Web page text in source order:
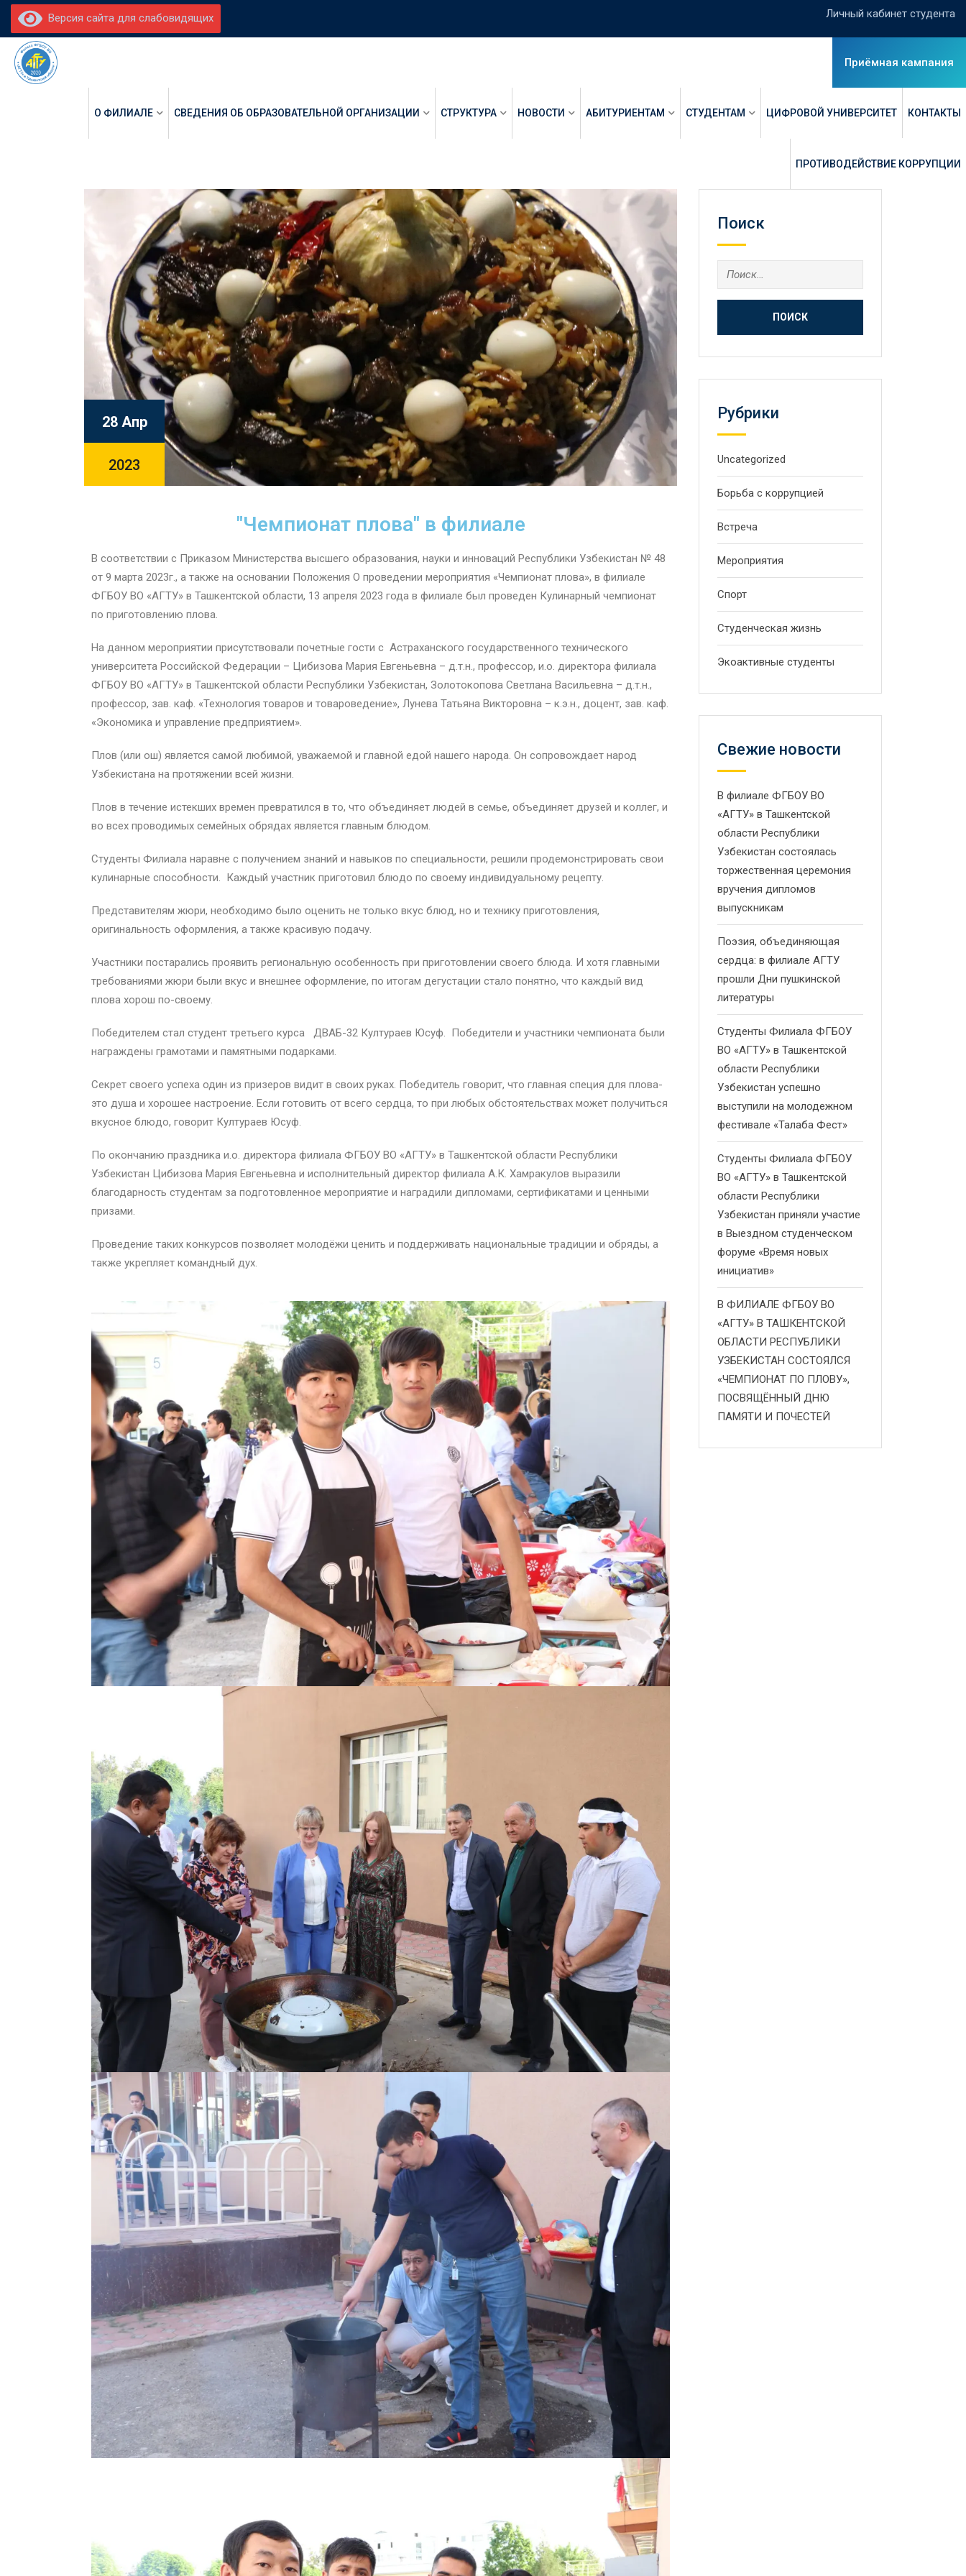
Версия сайта для слабовидящих Личный кабинет студента
Приёмная кампания
О ФИЛИАЛЕ СВЕДЕНИЯ ОБ ОБРАЗОВАТЕЛЬНОЙ ОРГАНИЗАЦИИ СТРУКТУРА НОВОСТИ АБИТУРИЕНТАМ СТУДЕНТАМ ЦИФРОВОЙ УНИВЕРСИТЕТ КОНТАКТЫ
ПРОТИВОДЕЙСТВИЕ КОРРУПЦИИ
28 Апр
2023
"Чемпионат плова" в филиале
В соответствии с Приказом Министерства высшего образования, науки и инноваций Республики Узбекистан № 48
от 9 марта 2023г., а также на основании Положения О проведении мероприятия «Чемпионат плова», в филиале
ФГБОУ ВО «АГТУ» в Ташкентской области, 13 апреля 2023 года в филиале был проведен Кулинарный чемпионат
по приготовлению плова.
На данном мероприятии присутствовали почетные гости с Астраханского государственного технического
университета Российской Федерации – Цибизова Мария Евгеньевна – д.т.н., профессор, и.о. директора филиала
ФГБОУ ВО «АГТУ» в Ташкентской области Республики Узбекистан, Золотокопова Светлана Васильевна – д.т.н.,
профессор, зав. каф. «Технология товаров и товароведение», Лунева Татьяна Викторовна – к.э.н., доцент, зав. каф.
«Экономика и управление предприятием».
Плов (или ош) является самой любимой, уважаемой и главной едой нашего народа. Он сопровождает народ
Узбекистана на протяжении всей жизни.
Плов в течение истекших времен превратился в то, что объединяет людей в семье, объединяет друзей и коллег, и
во всех проводимых семейных обрядах является главным блюдом.
Студенты Филиала наравне с получением знаний и навыков по специальности, решили продемонстрировать свои
кулинарные способности. Каждый участник приготовил блюдо по своему индивидуальному рецепту.
Представителям жюри, необходимо было оценить не только вкус блюд, но и технику приготовления,
оригинальность оформления, а также красивую подачу.
Участники постарались проявить региональную особенность при приготовлении своего блюда. И хотя главными
требованиями жюри были вкус и внешнее оформление, по итогам дегустации стало понятно, что каждый вид
плова хорош по-своему.
Победителем стал студент третьего курса ДВАБ-32 Култураев Юсуф. Победители и участники чемпионата были
награждены грамотами и памятными подарками.
Секрет своего успеха один из призеров видит в своих руках. Победитель говорит, что главная специя для плова-
это душа и хорошее настроение. Если готовить от всего сердца, то при любых обстоятельствах может получиться
вкусное блюдо, говорит Култураев Юсуф.
По окончанию праздника и.о. директора филиала ФГБОУ ВО «АГТУ» в Ташкентской области Республики
Узбекистан Цибизова Мария Евгеньевна и исполнительный директор филиала А.К. Хамракулов выразили
благодарность студентам за подготовленное мероприятие и наградили дипломами, сертификатами и ценными
призами.
Проведение таких конкурсов позволяет молодёжи ценить и поддерживать национальные традиции и обряды, а
также укрепляет командный дух.
Поиск
Рубрики
Uncategorized
Борьба с коррупцией
Встреча
Мероприятия
Спорт
Студенческая жизнь
Экоактивные студенты
Свежие новости
В филиале ФГБОУ ВО
«АГТУ» в Ташкентской
области Республики
Узбекистан состоялась
торжественная церемония
вручения дипломов
выпускникам
Поэзия, объединяющая
сердца: в филиале АГТУ
прошли Дни пушкинской
литературы
Студенты Филиала ФГБОУ
ВО «АГТУ» в Ташкентской
области Республики
Узбекистан успешно
выступили на молодежном
фестивале «Талаба Фест»
Студенты Филиала ФГБОУ
ВО «АГТУ» в Ташкентской
области Республики
Узбекистан приняли участие
в Выездном студенческом
форуме «Время новых
инициатив»
В ФИЛИАЛЕ ФГБОУ ВО
«АГТУ» В ТАШКЕНТСКОЙ
ОБЛАСТИ РЕСПУБЛИКИ
УЗБЕКИСТАН СОСТОЯЛСЯ
«ЧЕМПИОНАТ ПО ПЛОВУ»,
ПОСВЯЩЁННЫЙ ДНЮ
ПАМЯТИ И ПОЧЕСТЕЙ